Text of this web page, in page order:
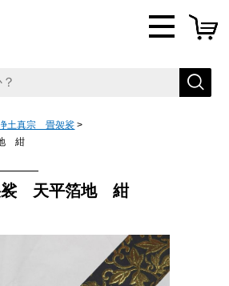
真宗 畳袈裟
紺
裟 天平箔地 紺